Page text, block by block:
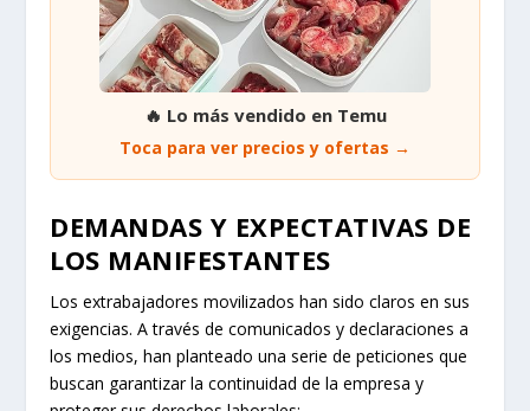
🔥 Lo más vendido en Temu
Toca para ver precios y ofertas →
DEMANDAS Y EXPECTATIVAS DE
LOS MANIFESTANTES
Los extrabajadores movilizados han sido claros en sus
exigencias. A través de comunicados y declaraciones a
los medios, han planteado una serie de peticiones que
buscan garantizar la continuidad de la empresa y